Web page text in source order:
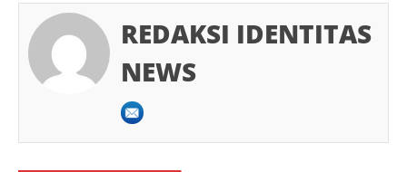
REDAKSI IDENTITAS
NEWS